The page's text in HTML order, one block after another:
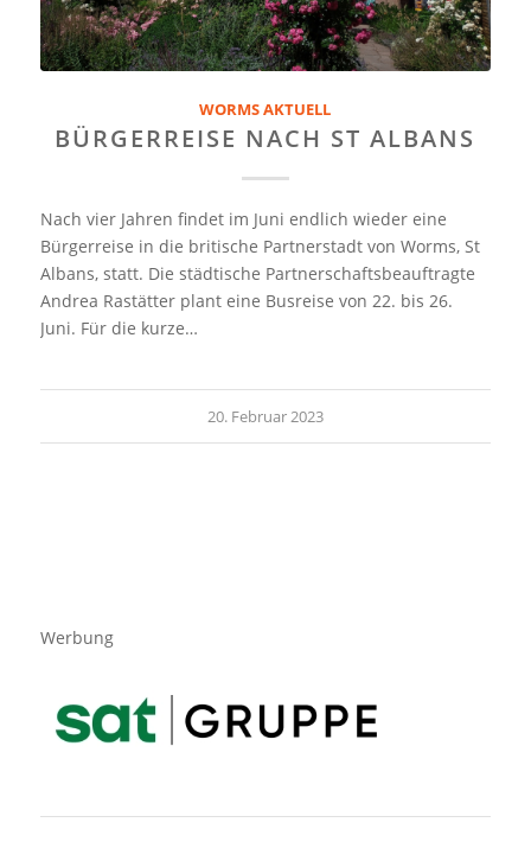
WORMS AKTUELL
BÜRGERREISE NACH ST ALBANS
Nach vier Jahren findet im Juni endlich wieder eine
Bürgerreise in die britische Partnerstadt von Worms, St
Albans, statt. Die städtische Partnerschaftsbeauftragte
Andrea Rastätter plant eine Busreise von 22. bis 26.
Juni. Für die kurze…
20. Februar 2023
Werbung